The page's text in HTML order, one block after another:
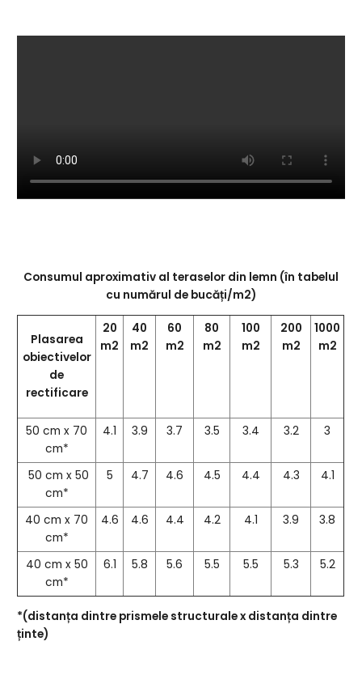
Consumul aproximativ al teraselor din lemn (în tabelul
cu numărul de bucăți/m2)
Plasarea
obiectivelor
de
rectificare
20
m2
40
m2
60
m2
80
m2
100
m2
200
m2
1000
m2
50 cm x 70
cm*
4.1 3.9 3.7 3.5 3.4 3.2 3
50 cm x 50
cm*
5 4.7 4.6 4.5 4.4 4.3 4.1
40 cm x 70
cm*
4.6 4.6 4.4 4.2 4.1 3.9 3.8
40 cm x 50
cm*
6.1 5.8 5.6 5.5 5.5 5.3 5.2
*(distanța dintre prismele structurale x distanța dintre
ținte)